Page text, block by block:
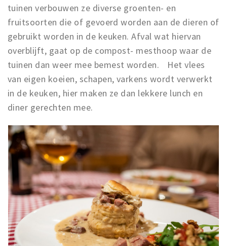
tuinen verbouwen ze diverse groenten- en
fruitsoorten die of gevoerd worden aan de dieren of
gebruikt worden in de keuken. Afval wat hiervan
overblijft, gaat op de compost- mesthoop waar de
tuinen dan weer mee bemest worden. Het vlees
van eigen koeien, schapen, varkens wordt verwerkt
in de keuken, hier maken ze dan lekkere lunch en
diner gerechten mee.